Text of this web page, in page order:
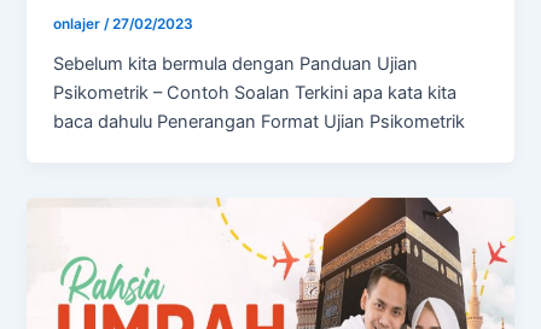
onlajer/27/02/2023
Sebelum kita bermula dengan Panduan Ujian
Psikometrik – Contoh Soalan Terkini apa kata kita
baca dahulu Penerangan Format Ujian Psikometrik